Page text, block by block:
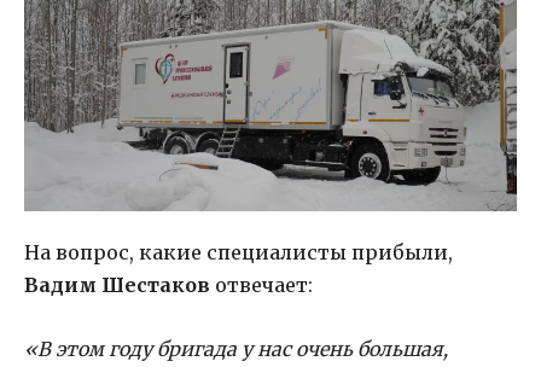
На вопрос, какие специалисты прибыли,
Вадим Шестаков отвечает:
«В этом году бригада у нас очень большая,